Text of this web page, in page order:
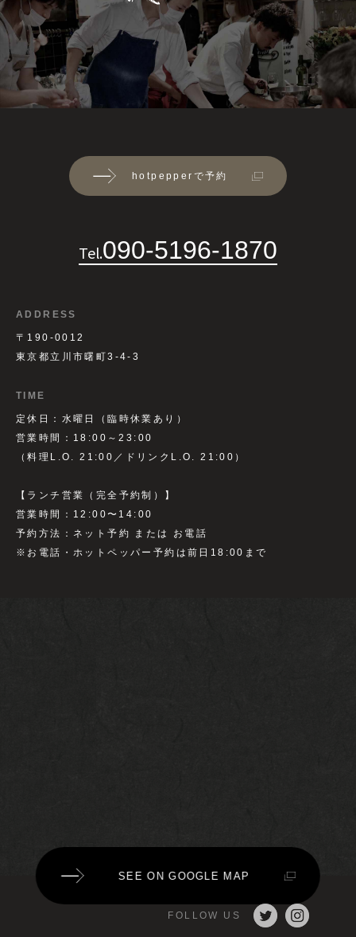
hotpepperで予約
Tel.090-5196-1870
ADDRESS
〒190-0012
東京都立川市曙町3-4-3
TIME
定休日：水曜日（臨時休業あり）
営業時間：18:00～23:00
（料理L.O. 21:00／ドリンクL.O. 21:00）
【ランチ営業（完全予約制）】
営業時間：12:00〜14:00
予約方法：ネット予約 または お電話
※お電話・ホットペッパー予約は前日18:00まで
SEE ON GOOGLE MAP
FOLLOW US